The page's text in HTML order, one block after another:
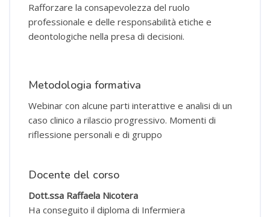
Rafforzare la consapevolezza del ruolo
professionale e delle responsabilità etiche e
deontologiche nella presa di decisioni.
Metodologia formativa
Webinar con alcune parti interattive e analisi di un
caso clinico a rilascio progressivo. Momenti di
riflessione personali e di gruppo
Docente del corso
Dott.ssa Raffaela Nicotera
Ha conseguito il diploma di Infermiera